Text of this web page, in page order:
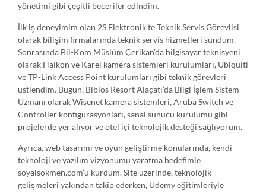
yönetimi gibi çeşitli beceriler edindim.
İlk iş deneyimim olan 2S Elektronik’te Teknik Servis Görevlisi
olarak bilişim firmalarında teknik servis hizmetleri sundum.
Sonrasında Bil-Kom Müslüm Çerikan’da bilgisayar teknisyeni
olarak Haikon ve Karel kamera sistemleri kurulumları, Ubiquiti
ve TP-Link Access Point kurulumları gibi teknik görevleri
üstlendim. Bugün, Biblos Resort Alaçatı’da Bilgi İşlem Sistem
Uzmanı olarak Wisenet kamera sistemleri, Aruba Switch ve
Controller konfigürasyonları, sanal sunucu kurulumu gibi
projelerde yer alıyor ve otel içi teknolojik desteği sağlıyorum.
Ayrıca, web tasarımı ve oyun geliştirme konularında, kendi
teknoloji ve yazılım vizyonumu yaratma hedefimle
soyalsokmen.com’u kurdum. Site üzerinde, teknolojik
gelişmeleri yakından takip ederken, Udemy eğitimleriyle